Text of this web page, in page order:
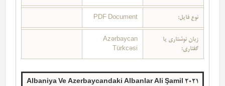
نوع فایل: PDF Document
زبان نوشتاری یا
گفتاری:
Azərbaycan
Türkcəsi
Albaniya Ve Azerbaycandaki Albanlar Ali Şamil 2021